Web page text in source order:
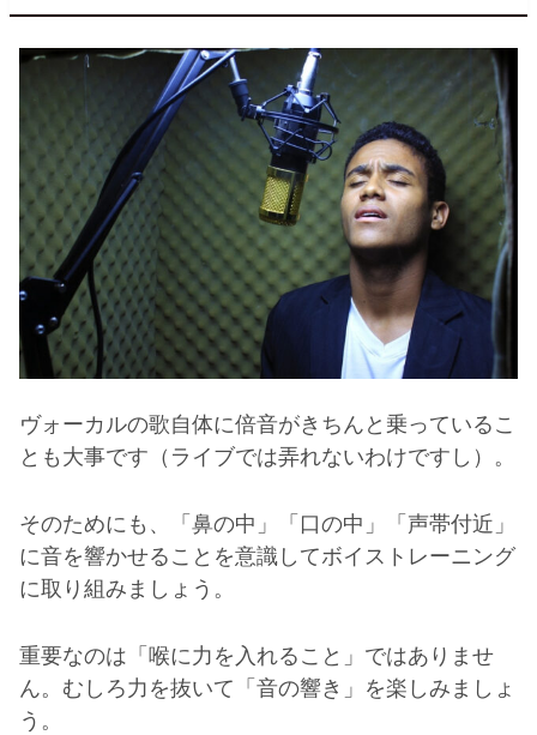
ヴォーカルの歌自体に倍音がきちんと乗っているこ
とも大事です（ライブでは弄れないわけですし）。
そのためにも、「鼻の中」「口の中」「声帯付近」
に音を響かせることを意識してボイストレーニング
に取り組みましょう。
重要なのは「喉に力を入れること」ではありませ
ん。むしろ力を抜いて「音の響き」を楽しみましょ
う。